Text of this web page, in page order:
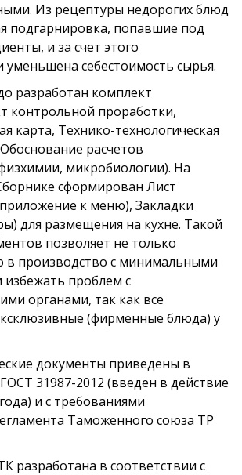
Из рецептуры недорогих блюд
подгарнировка, попавшие под
и за счет этого
уменьшена себестоимость сырья.
разработан комплект
контрольной проработки,
карта, Технико-технологическая
расчетов
микробиологии). На
сформирован Лист
к меню), Закладки
для размещения на кухне. Такой
позволяет не только
в производство с минимальными
избежать проблем с
органами, так как все
(фирменные блюда) у
документы приведены в
31987-2012 (введен в действие
и с требованиями
Таможенного союза ТР
разработана в соответствии с